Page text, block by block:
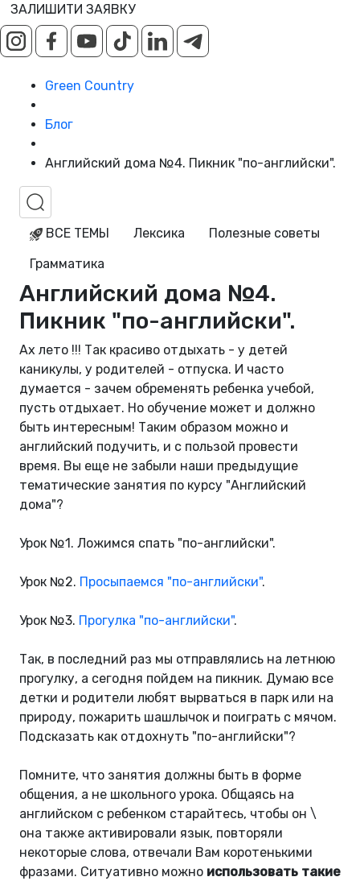
ЗАЛИШИТИ ЗАЯВКУ
Green Country
Блог
Английский дома №4. Пикник "по-английски".
ВСЕ ТЕМЫ Лексика
Полезные советы
Грамматика
Английский дома №4.
Пикник "по-английски".
Ах лето !!! Так красиво отдыхать - у детей
каникулы, у родителей - отпуска. И часто
думается - зачем обременять ребенка учебой,
пусть отдыхает. Но обучение может и должно
быть интересным! Таким образом можно и
английский подучить, и с пользой провести
время. Вы еще не забыли наши предыдущие
тематические занятия по курсу "Английский
дома"?
Урок №1. Ложимся спать "по-английски".
Урок №2. Просыпаемся "по-английски".
Урок №3. Прогулка "по-английски".
Так, в последний раз мы отправлялись на летнюю
прогулку, а сегодня пойдем на пикник. Думаю все
детки и родители любят вырваться в парк или на
природу, пожарить шашлычок и поиграть с мячом.
Подсказать как отдохнуть "по-английски"?
Помните, что занятия должны быть в форме
общения, а не школьного урока. Общаясь на
английском с ребенком старайтесь, чтобы он \
она также активировали язык, повторяли
некоторые слова, отвечали Вам коротенькими
фразами. Ситуативно можно использовать такие